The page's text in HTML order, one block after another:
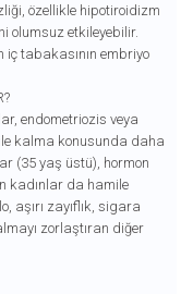
özellikle hipotiroidizm
olumsuz etkileyebilir.
iç tabakasının embriyo
endometriozis veya
kalma konusunda daha
(35 yaş üstü), hormon
kadınlar da hamile
aşırı zayıflık, sigara
zorlaştıran diğer